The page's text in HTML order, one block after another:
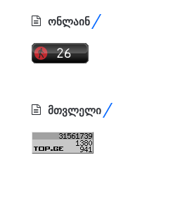
ონლაინ
მთვლელი